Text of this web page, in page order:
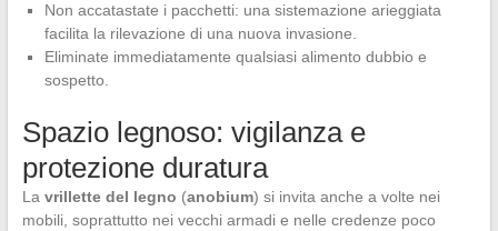
Non accatastate i pacchetti: una sistemazione arieggiata
facilita la rilevazione di una nuova invasione.
Eliminate immediatamente qualsiasi alimento dubbio e
sospetto.
Spazio legnoso: vigilanza e
protezione duratura
La vrillette del legno (anobium) si invita anche a volte nei
mobili, soprattutto nei vecchi armadi e nelle credenze poco